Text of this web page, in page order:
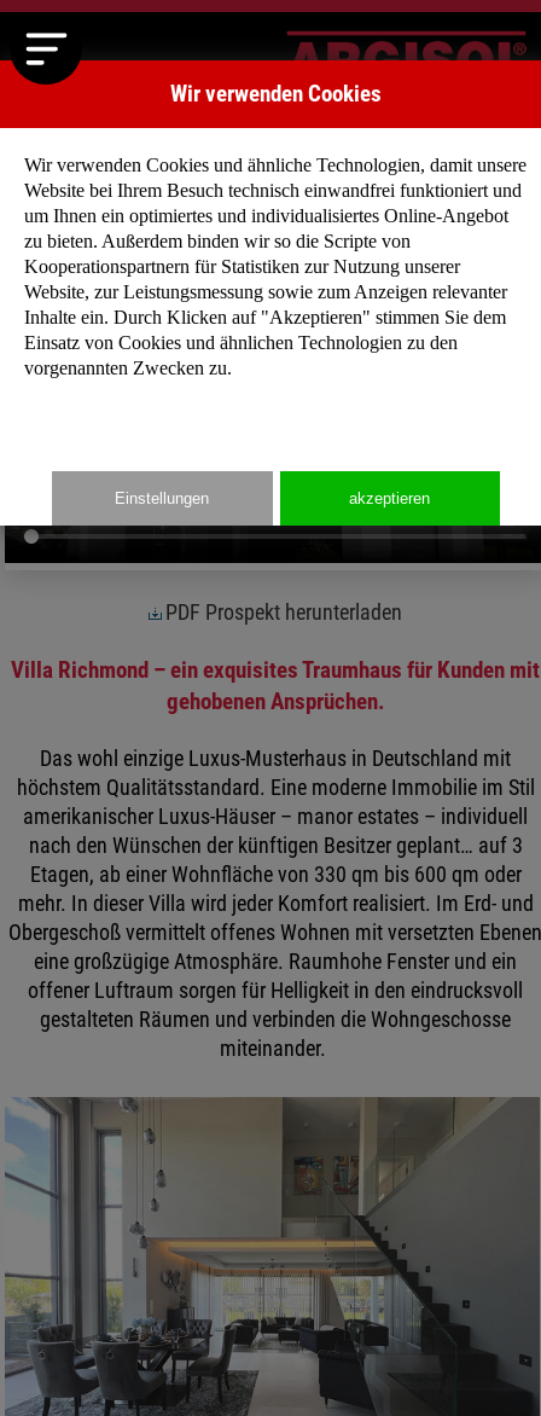
PDF Prospekt herunterladen
Villa Richmond – ein exquisites Traumhaus für Kunden mit
gehobenen Ansprüchen.
Das wohl einzige Luxus-Musterhaus in Deutschland mit
höchstem Qualitätsstandard. Eine moderne Immobilie im Stil
amerikanischer Luxus-Häuser – manor estates – individuell
nach den Wünschen der künftigen Besitzer geplant… auf 3
Etagen, ab einer Wohnfläche von 330 qm bis 600 qm oder
mehr. In dieser Villa wird jeder Komfort realisiert. Im Erd- und
Obergeschoß vermittelt offenes Wohnen mit versetzten
eine großzügige Atmosphäre. Raumhohe Fenster und ein
offener Luftraum sorgen für Helligkeit in den eindrucksvoll
gestalteten Räumen und verbinden die Wohngeschosse
miteinander.
Wir verwenden Cookies
Wir verwenden Cookies und ähnliche Technologien, damit unsere
Website bei Ihrem Besuch technisch einwandfrei funktioniert und
um Ihnen ein optimiertes und individualisiertes Online-Angebot
zu bieten. Außerdem binden wir so die Scripte von
Kooperationspartnern für Statistiken zur Nutzung unserer
Website, zur Leistungsmessung sowie zum Anzeigen relevanter
Inhalte ein. Durch Klicken auf "Akzeptieren" stimmen Sie dem
Einsatz von Cookies und ähnlichen Technologien zu den
vorgenannten Zwecken zu.
Einstellungen akzeptieren